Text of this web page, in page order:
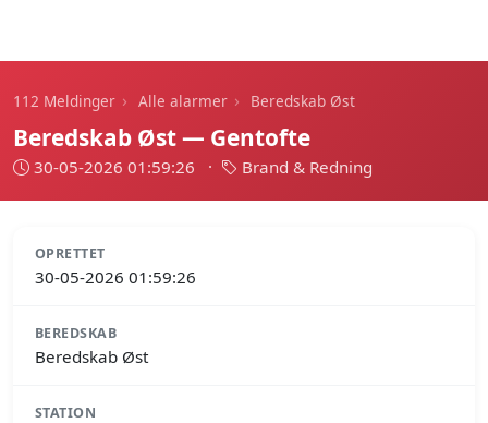
112 Meldinger › Alle alarmer › Beredskab Øst
Beredskab Øst — Gentofte
30-05-2026 01:59:26 · Brand & Redning
OPRETTET
30-05-2026 01:59:26
BEREDSKAB
Beredskab Øst
STATION